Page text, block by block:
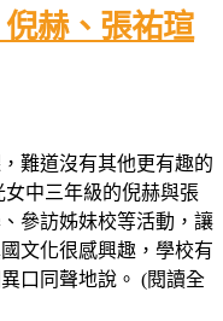
赫、張祐瑄
難道沒有其他更有趣的
中三年級的倪赫與張
參訪姊妹校等活動，讓
文化很感興趣，學校有
口同聲地說。 (閱讀全